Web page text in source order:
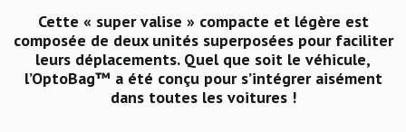
Cette « super valise » compacte et légère est
composée de deux unités superposées pour faciliter
leurs déplacements. Quel que soit le véhicule,
l’OptoBag™ a été conçu pour s’intégrer aisément
dans toutes les voitures !